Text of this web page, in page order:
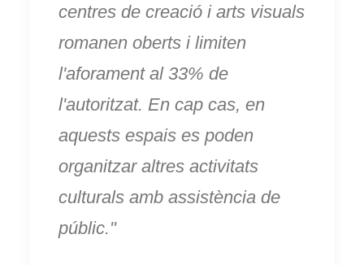
centres de creació i arts visuals
romanen oberts i limiten
l'aforament al 33% de
l'autoritzat. En cap cas, en
aquests espais es poden
organitzar altres activitats
culturals amb assistència de
públic."